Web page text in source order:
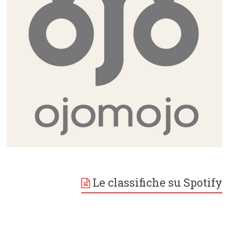
Le classifiche su Spotify